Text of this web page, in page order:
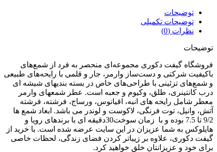
توضیحات
توضیحات تکمیلی
نظرات (0)
توضیحات
فروشگاه گیفت دکوری مجموعه‌ای منحصر به فرد از شمع‌های
باکیفیت شرکتی و دست‌ساز وارمر، جار و قلمی با رایحه‌های طبیعی
و شمع‌های تزئینی با طراحی‌های خاص در بسته بندیهای شیشه ای
درب کانتینری، طلق، وکیوم و جعبه است. عطر شمعهای وارمر
معطر شامل رایحه های انبه، اقیانوس، ورساج، فرشته، فرشته
آتش، وانیل، توت فرنگی، لاکوست و لوندر می باشد. ابعاد شمع ها
9/2 تا 7.5 بوده و با زمان سوخت30دقیقه ای با برندهای رویا و
هایلوکس به شما عزیزان در این سایت عرضه شده است. با خرید از
گیفت دکوری، علاوه بر زیباتر کردن فضای زندگی، لحظات خاصی
برای خود و عزیزانتان خلق خواهید کرد.